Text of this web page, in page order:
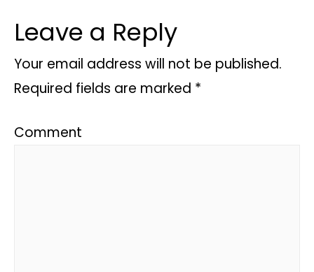
Leave a Reply
Your email address will not be published.
Required fields are marked *
Comment